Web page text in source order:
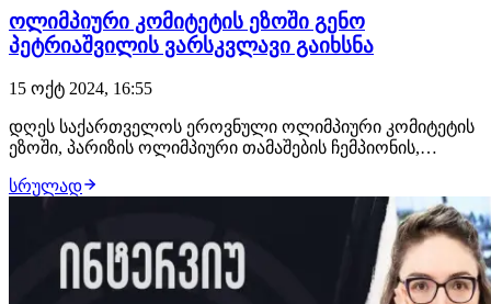
ოლიმპიური კომიტეტის ეზოში გენო
პეტრიაშვილის ვარსკვლავი გაიხსნა
15 ოქტ 2024, 16:55
დღეს საქართველოს ეროვნული ოლიმპიური კომიტეტის
ეზოში, პარიზის ოლიმპიური თამაშების ჩემპიონის,
ვარსკვლავი გაიხსნა, ლაშა ტალახაძისა და ლაშა
ბექაურის ვარსკვლავებს კი შესაბამისი წარწერა დაემატა.
შეგახსენებთ, ქართველმა ძალოსანმა, ლაშა ტალახ…
სრულად